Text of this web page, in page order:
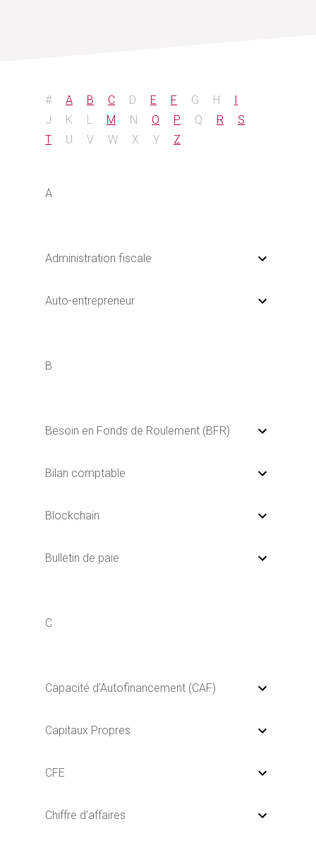
# A B C D E F G H
I
J
K L M N O P Q R
S
T
U V W X Y Z
A
Administration fiscale
Auto-entrepreneur
B
Besoin en Fonds de Roulement (BFR)
Bilan comptable
Blockchain
Bulletin de paie
C
Capacité d’Autofinancement (CAF)
Capitaux Propres
CFE
Chiffre d’affaires